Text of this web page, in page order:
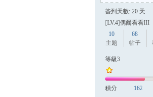
簽到天數: 20 天
[LV.4]偶爾看看III
10
主題
68
帖子
等級3
積分 162